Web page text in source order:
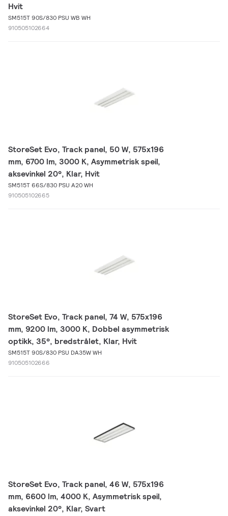
Hvit
SM515T 90S/830 PSU WB WH
910505102664
StoreSet Evo, Track panel, 50 W, 575x196
mm, 6700 lm, 3000 K, Asymmetrisk speil,
aksevinkel 20°, Klar, Hvit
SM515T 66S/830 PSU A20 WH
910505102665
StoreSet Evo, Track panel, 74 W, 575x196
mm, 9200 lm, 3000 K, Dobbel asymmetrisk
optikk, 35°, bredstrålet, Klar, Hvit
SM515T 90S/830 PSU DA35W WH
910505102666
StoreSet Evo, Track panel, 46 W, 575x196
mm, 6600 lm, 4000 K, Asymmetrisk speil,
aksevinkel 20°, Klar, Svart